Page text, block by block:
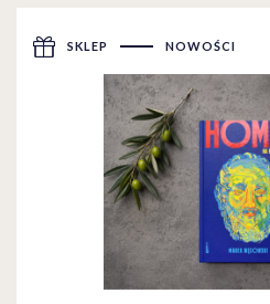
SKLEP NOWOŚCI